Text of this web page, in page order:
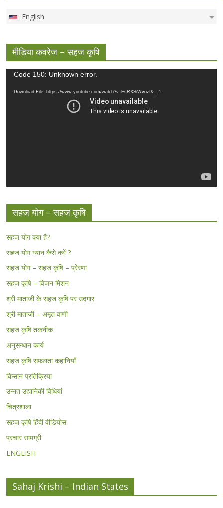
English
मीडिया कवरेज – सहज कृषि
Video
Code 150: Unknown error.
Download File: https://www.youtube.com/watch?v=EsRXSiWvozI&_=1
सहज योग – सहज कृषि
सहज योग क्या है?
सहज योग ध्यान कैसे करें ?
सहज योग – सहज कृषि – प्रेरणा
सहज कृषि – विजन मिशन
श्री माताजी के सहज कृषि पर उदगार
श्री माताजी – अमृत वाणी
सहज कृषि तकनीक
अनुसन्धान कार्य
सहज कृषि सफलता कहानियाँ
किसान प्रतिक्रिया
उन्नत उद्यानिकी विधियां
चित्रशाला
सहज कृषि हिंदी वीडियोस
प्रचार सामग्री
ENGLISH
Sahaj Krishi – Indian States